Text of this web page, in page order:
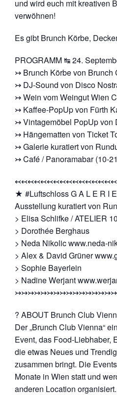
und wird euch mit kreativen
verwöhnen!
Es gibt Brunch Körbe,
PROGRAMM ↹ 24.
↣ Brunch Körbe von Brunch
↣ DJ-Sound von Disco
↣ Wein vom Weingut Wien
↣ Kaffee-PopUp von Fürth
↣ Vintagemöbel PopUp von
↣ Hängematten von Ticket
↣ Galerie kuratiert von
↣ Café / Panoramabar (10-
★ #Luftschloss G A L E R I
Ausstellung kuratiert von
> Elisa Schlifke / ATELIER 10
> Dorothée Berghaus
> Neda Nikolic www.neda-
> Alex & David Grüner
> Sophie Bayerlein
> Nadine Werjant
? ABOUT Brunch Club
Der „Brunch Club Vienna“
Event, das Food-Liebhaber,
die etwas Neues und
zusammen bringt. Die
Monate in Wien statt und
anderen Location organisiert.